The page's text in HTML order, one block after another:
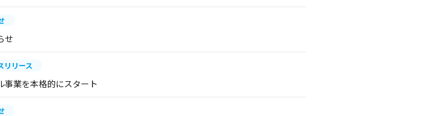
せ
リリース
事業を本格的にスタート